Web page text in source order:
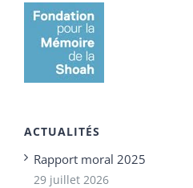
ACTUALITÉS
Rapport moral 2025
29 juillet 2026